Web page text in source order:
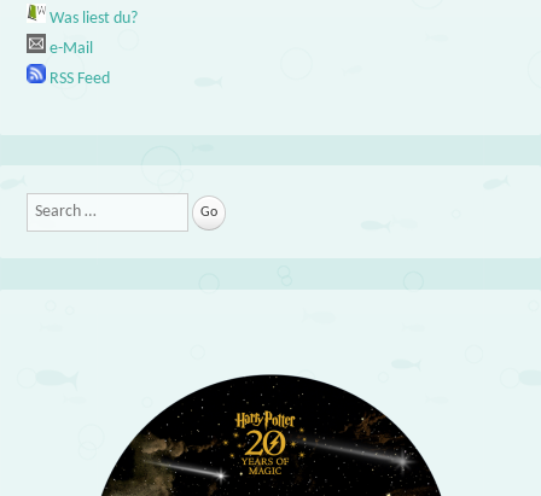
Was liest du?
e-Mail
RSS Feed
Search